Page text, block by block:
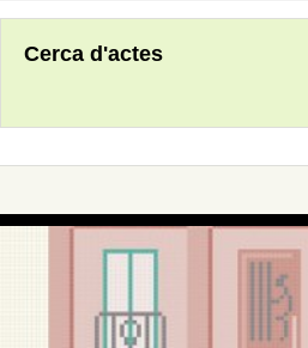
Cerca d'actes